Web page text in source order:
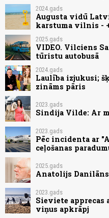
2024.gads
Augusta vidū
karstuma vilnis -
2025.gads
VIDEO. Vilciens
tūristu autobusā
2024.gads
Laulība izjukusi;
zināms pāris
2023.gads
Sindija Vilde: Ar
2023.gads
Pēc incidenta ar
ceļošanas
2025.gads
Anatolijs
2023.gads
Sieviete
viņus apkrāpj